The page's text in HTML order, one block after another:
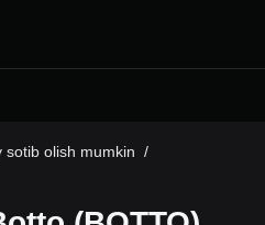
sotib olish mumkin /